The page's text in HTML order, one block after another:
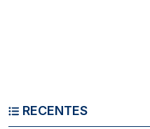
RECENTES